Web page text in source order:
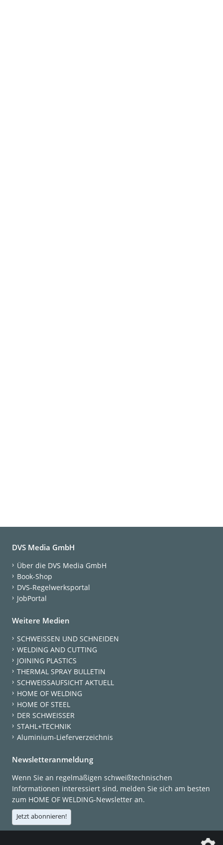
DVS Media GmbH
Über die DVS Media GmbH
Book-Shop
DVS-Regelwerksportal
JobPortal
Weitere Medien
SCHWEISSEN UND SCHNEIDEN
WELDING AND CUTTING
JOINING PLASTICS
THERMAL SPRAY BULLETIN
SCHWEISSAUFSICHT AKTUELL
HOME OF WELDING
HOME OF STEEL
DER SCHWEISSER
STAHL+TECHNIK
Aluminium-Lieferverzeichnis
Newsletteranmeldung
Wenn Sie an regelmäßigen schweißtechnischen
Informationen interessiert sind, melden Sie sich am besten
zum HOME OF WELDING-Newsletter an.
Jetzt abonnieren!